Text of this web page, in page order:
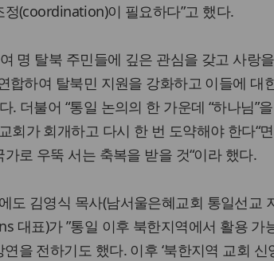
(coordination)이 필요하다”고 했다.
명 탈북 주민들에 깊은 관심을 갖고 사랑
합하여 탈북민 지원을 강화하고 이들에 대
. 더불어 “통일 논의의 한 가운데 “하나님”
회가 회개하고 다시 한 번 도약해야 한다“
로 우뚝 서는 축복을 받을 것“이라 했다.
도 김영식 목사(남서울은혜교회 통일선교
대표)가 ”통일 이후 북한지역에서 활용 가
을 전하기도 했다. 이후 ‘북한지역 교회 신